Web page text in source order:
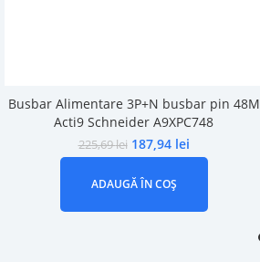
Busbar Alimentare 3P+N busbar pin 48M
Acti9 Schneider A9XPC748
225,69lei 187,94 lei
ADAUGĂ ÎN COȘ